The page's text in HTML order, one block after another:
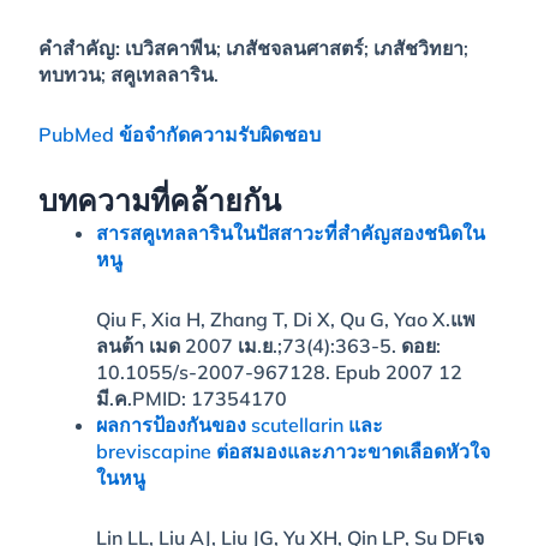
คำสำคัญ: เบวิสคาพีน; เภสัชจลนศาสตร์; เภสัชวิทยา;
ทบทวน; สคูเทลลาริน.
PubMed ข้อจำกัดความรับผิดชอบ
บทความที่คล้ายกัน
สารสคูเทลลารินในปัสสาวะที่สำคัญสองชนิดใน
หนู
Qiu F, Xia H, Zhang T, Di X, Qu G, Yao X.แพ
ลนต้า เมด 2007 เม.ย.;73(4):363-5. ดอย:
10.1055/s-2007-967128. Epub 2007 12
มี.ค.PMID: 17354170
ผลการป้องกันของ scutellarin และ
breviscapine ต่อสมองและภาวะขาดเลือดหัวใจ
ในหนู
Lin LL, Liu AJ, Liu JG, Yu XH, Qin LP, Su DFเจ